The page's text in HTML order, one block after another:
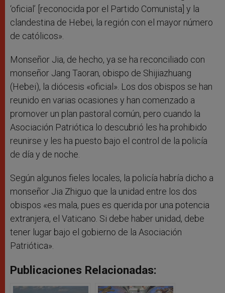
‘oficial’ [reconocida por el Partido Comunista] y la
clandestina de Hebei, la región con el mayor número
de católicos».
Monseñor Jia, de hecho, ya se ha reconciliado con
monseñor Jang Taoran, obispo de Shijiazhuang
(Hebei), la diócesis «oficial». Los dos obispos se han
reunido en varias ocasiones y han comenzado a
promover un plan pastoral común, pero cuando la
Asociación Patriótica lo descubrió les ha prohibido
reunirse y les ha puesto bajo el control de la policía
de día y de noche.
Según algunos fieles locales, la policía habría dicho a
monseñor Jia Zhiguo que la unidad entre los dos
obispos «es mala, pues es querida por una potencia
extranjera, el Vaticano. Si debe haber unidad, debe
tener lugar bajo el gobierno de la Asociación
Patriótica».
Publicaciones Relacionadas: